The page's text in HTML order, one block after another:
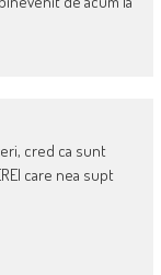
cred ca sunt
care nea supt